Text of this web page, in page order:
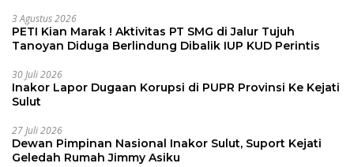
3 Agustus 2026
PETI Kian Marak ! Aktivitas PT SMG di Jalur Tujuh
Tanoyan Diduga Berlindung Dibalik IUP KUD Perintis
30 Juli 2026
Inakor Lapor Dugaan Korupsi di PUPR Provinsi Ke Kejati
Sulut
27 Juli 2026
Dewan Pimpinan Nasional Inakor Sulut, Suport Kejati
Geledah Rumah Jimmy Asiku